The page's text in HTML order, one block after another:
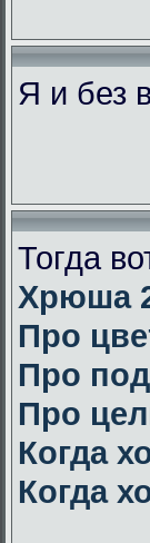
Я и без
Тогда
Хрюша
Про
Про
Про
Когда
Когда